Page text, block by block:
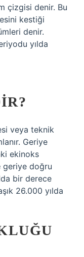
çizgisi denir. Bu
kestiği
denir.
yılda
veya teknik
Geriye
ekinoks
geriye doğru
bir derece
26.000 yılda